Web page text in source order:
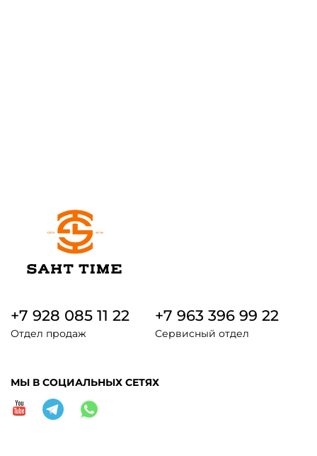
+7 928 085 11 22
Отдел продаж
+7 963 396 99 22
Сервисный отдел
МЫ В СОЦИАЛЬНЫХ СЕТЯХ